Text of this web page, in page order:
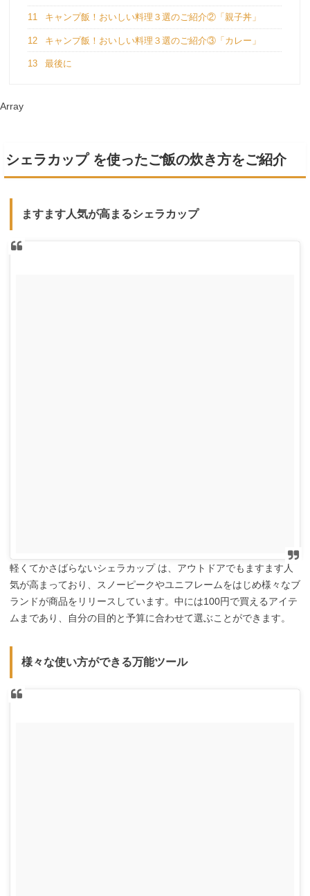
11 キャンプ飯！おいしい料理３選のご紹介②「親子丼」
12 キャンプ飯！おいしい料理３選のご紹介③「カレー」
13 最後に
Array
シェラカップ を使ったご飯の炊き方をご紹介
ますます人気が高まるシェラカップ
軽くてかさばらないシェラカップ は、アウトドアでもますます人
気が高まっており、スノーピークやユニフレームをはじめ様々なブ
ランドが商品をリリースしています。中には100円で買えるアイテ
ムまであり、自分の目的と予算に合わせて選ぶことができます。
様々な使い方ができる万能ツール